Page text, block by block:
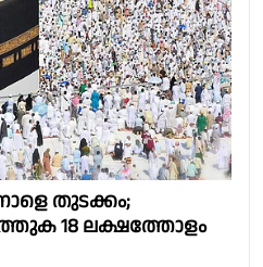
തുടക്കം;
18 ലക്ഷത്തോളം